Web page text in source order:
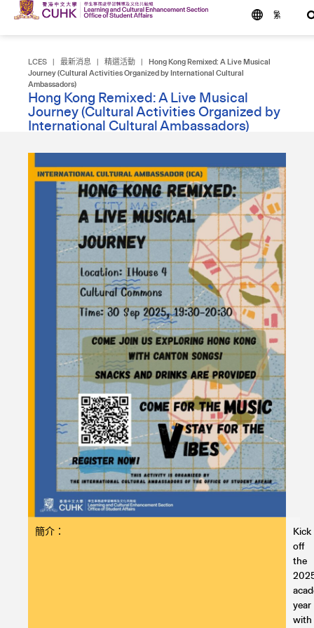
繁
LCES | 最新消息 | 精選活動 | Hong Kong Remixed: A Live Musical
Journey (Cultural Activities Organized by International Cultural
Ambassadors)
Hong Kong Remixed: A Live Musical
Journey (Cultural Activities Organized by
International Cultural Ambassadors)
簡介：
Kick
off
the
year
with